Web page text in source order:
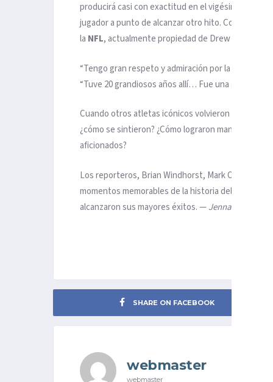
producirá casi con exactitud en el vigésimo
jugador a punto de alcanzar otro hito. Con 80,291
la NFL, actualmente propiedad de Drew Brees
“Tengo gran respeto y admiración por la época que
“Tuve 20 grandiosos años allí… Fue una gran época
Cuando otros atletas icónicos volvieron a los
¿cómo se sintieron? ¿Cómo lograron mantener sus
aficionados?
Los reporteros, Brian Windhorst, Mark Ogden,
momentos memorables de la historia del
alcanzaron sus mayores éxitos. —Jenna Laine
SHARE ON FACEBOOK
webmaster
webmaster